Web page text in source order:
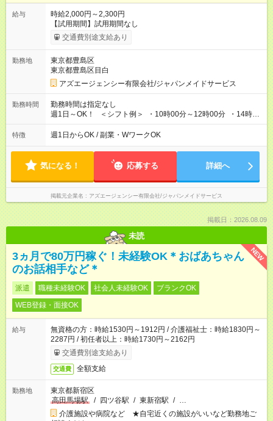
給与
時給2,000円～2,300円
【試用期間】試用期間なし
交通費別途支給あり
勤務地
東京都豊島区
東京都豊島区目白
アズエージェンシー有限会社/ジャパンメイドサービス
勤務時間
勤務時間は指定なし
週1日～OK！ ＜シフト例＞ ・10時00分～12時00分 ・14時00
分～16時00分 ※勤務帯は複数あります！ ＼働き方のご希望を
聞かせてください！／ 気になることはなんでも相談してくださ
特徴 週1日からOK / 副業・WワークOK
気になる！ 応募する 詳細へ
掲載元企業名 アズエージェンシー有限会社/ジャパンメイドサービス
掲載日：2026.08.09
未読
NEW
3ヵ月で80万円稼ぐ！未経験OK＊おばあちゃん
のお話相手など＊
派遣 職種未経験OK 社会人未経験OK
ブランクOK
WEB登録・面接OK
給与
無資格の方：時給1530円～1912円 / 介護福祉士：時給1830円～
2287円 / 初任者以上：時給1730円～2162円
交通費別途支給あり
交通費 全額支給
勤務地
東京都新宿区
高田馬場駅
/ 四ツ谷駅 / 東新宿駅 / …
介護施設や病院など ★自宅近くの施設がいいなど勤務地ご